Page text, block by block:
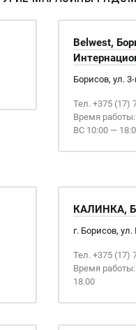
Belwest,
Борисов, ул.
Тел. +375 (17)
Время
ВС 10:00 —
КАЛИНКА,
г. Борисов, ул.
Тел. +375 (17)
Время
18.00